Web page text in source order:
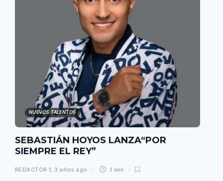
NUEVOS TALENTOS
SEBASTIÁN HOYOS LANZA“POR
SIEMPRE EL REY”
REDACTOR 1 3 años ago 1 min